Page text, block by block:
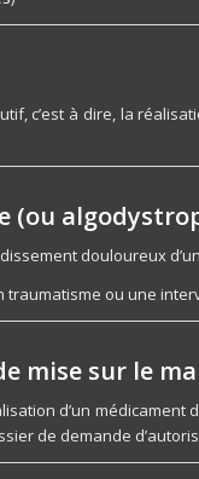
c’est à dire, la
(ou
douloureux
ou une
mise sur le
d’un
de demande